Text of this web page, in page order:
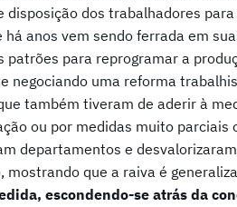
disposição dos trabalhadores
anos vem sendo ferrada em
patrões para reprogramar a
negociando uma reforma
também tiveram de aderir à
ou por medidas muito parciais
departamentos e
que a raiva é
escondendo-se atrás da